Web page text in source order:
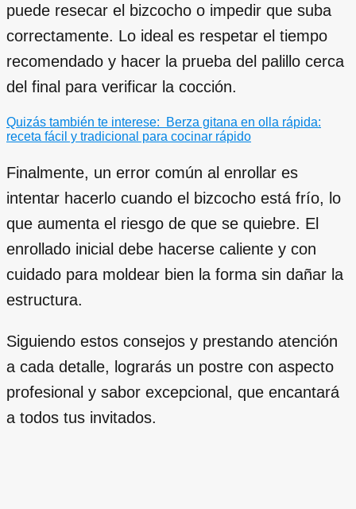
puede resecar el bizcocho o impedir que suba
correctamente. Lo ideal es respetar el tiempo
recomendado y hacer la prueba del palillo cerca
del final para verificar la cocción.
Quizás también te interese:
Berza gitana en olla rápida:
receta fácil y tradicional para cocinar rápido
Finalmente, un error común al enrollar es
intentar hacerlo cuando el bizcocho está frío, lo
que aumenta el riesgo de que se quiebre. El
enrollado inicial debe hacerse caliente y con
cuidado para moldear bien la forma sin dañar la
estructura.
Siguiendo estos consejos y prestando atención
a cada detalle, lograrás un postre con aspecto
profesional y sabor excepcional, que encantará
a todos tus invitados.